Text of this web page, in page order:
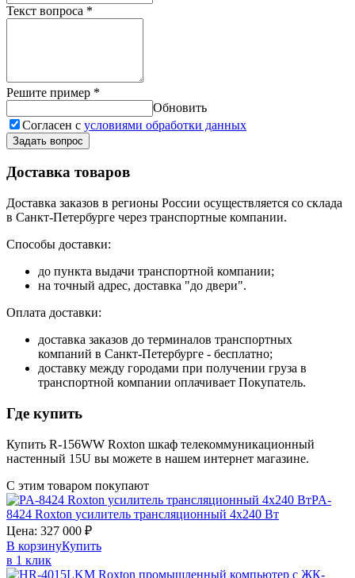
Текст вопроса *
Решите пример *
Обновить
Согласен с условиями обработки данных
Задать вопрос
Доставка товаров
Доставка заказов в регионы России осуществляется со склада
в Санкт-Петербурге через транспортные компании.
Способы доставки:
до пункта выдачи транспортной компании;
на точный адрес, доставка "до двери".
Оплата доставки:
доставка заказов до терминалов транспортных
компаний в Санкт-Петербурге - бесплатно;
доставку между городами при получении груза в
транспортной компании оплачивает Покупатель.
Где купить
Купить R-156WW Roxton шкаф телекоммуникационный
настенный 15U вы можете в нашем интернет магазине.
С этим товаром покупают
PA-
8424 Roxton усилитель трансляционный 4х240 Вт
Цена: 327 000 ₽
В корзинуКупить
в 1 клик